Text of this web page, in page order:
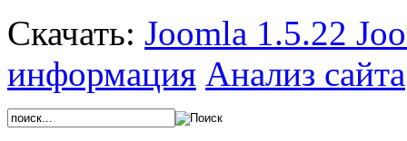
Скачать: Joomla 1.5.22
информация Анализ сайта